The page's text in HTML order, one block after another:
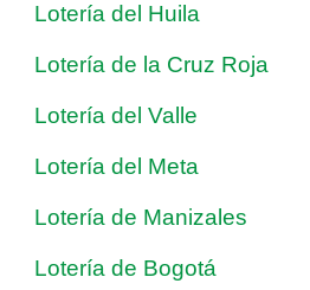
Lotería del Huila
Lotería de la Cruz Roja
Lotería del Valle
Lotería del Meta
Lotería de Manizales
Lotería de Bogotá